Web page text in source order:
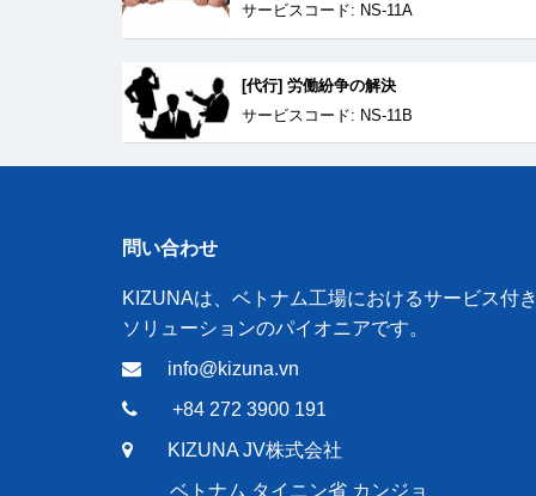
サービスコード: NS-11A
[代行] 労働紛争の解決
サービスコード: NS-11B
問い合わせ
KIZUNAは、ベトナム工場におけるサービス付き
ソリューションのパイオニアです。
info@kizuna.vn
+84 272 3900 191
KIZUNA JV株式会社
ベトナム タイニン省 カンジョ